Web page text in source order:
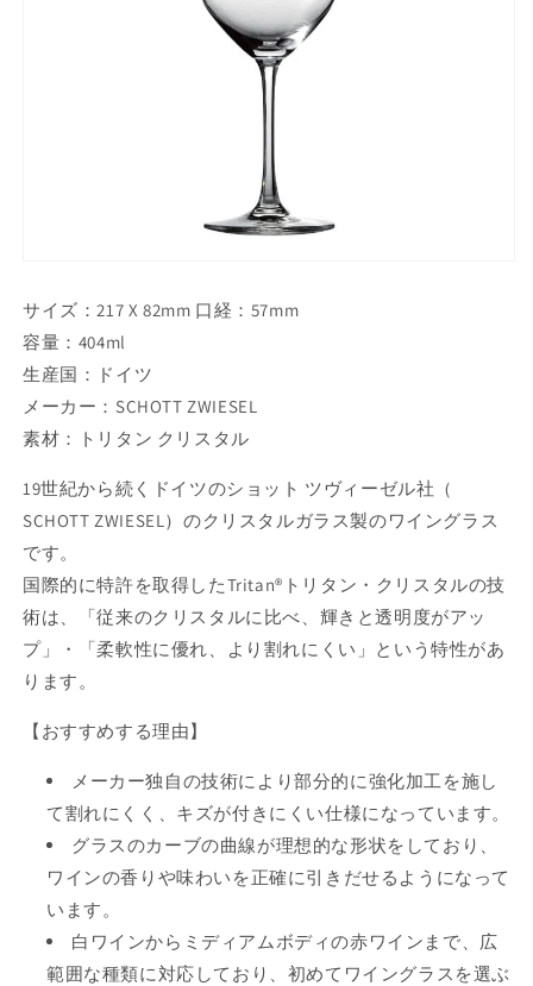
サイズ：217 X 82mm 口経：57mm
容量：404ml
生産国：ドイツ
メーカー：SCHOTT ZWIESEL
素材：トリタン クリスタル
19世紀から続くドイツのショット ツヴィーゼル社（
SCHOTT ZWIESEL）のクリスタルガラス製のワイングラス
です。
国際的に特許を取得したTritan®トリタン・クリスタルの技
術は、「従来のクリスタルに比べ、輝きと透明度がアッ
プ」・「柔軟性に優れ、より割れにくい」という特性があ
ります。
【おすすめする理由】
メーカー独自の技術により部分的に強化加工を施し
て割れにくく、キズが付きにくい仕様になっています。
グラスのカーブの曲線が理想的な形状をしており、
ワインの香りや味わいを正確に引きだせるようになって
います。
白ワインからミディアムボディの赤ワインまで、広
範囲な種類に対応しており、初めてワイングラスを選ぶ